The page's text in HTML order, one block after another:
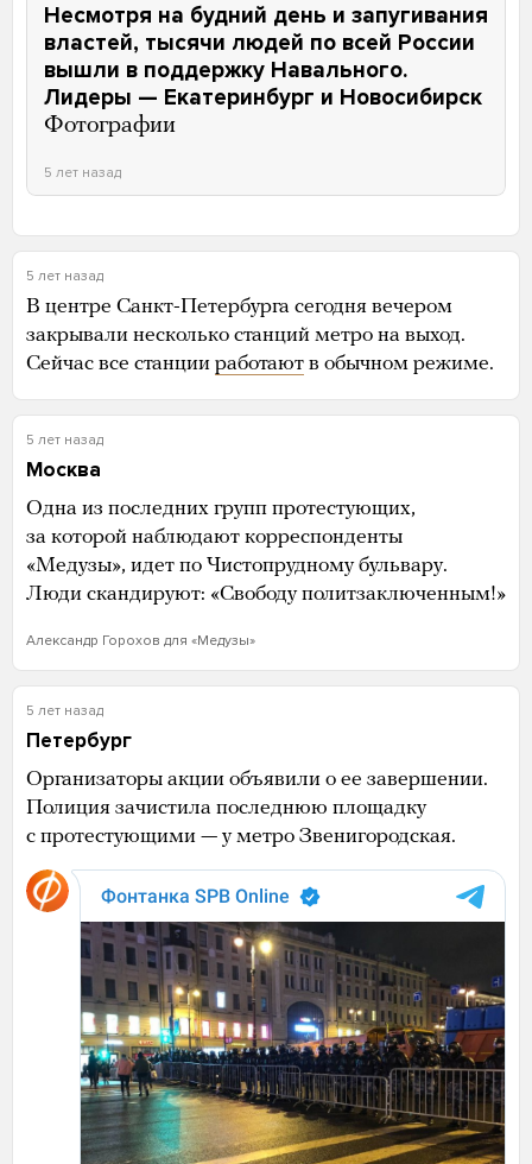
Несмотря на будний день и запугивания
властей, тысячи людей по всей России
вышли в поддержку Навального.
Лидеры — Екатеринбург и Новосибирск
Фотографии
5 лет назад
5 лет назад
В центре Санкт-Петербурга сегодня вечером
закрывали несколько станций метро на выход.
Сейчас все станции работают в обычном режиме.
5 лет назад
Москва
Одна из последних групп протестующих,
за которой наблюдают корреспонденты
«Медузы», идет по Чистопрудному бульвару.
Люди скандируют: «Свободу политзаключенным!»
Александр Горохов для «Медузы»
5 лет назад
Петербург
Организаторы акции объявили о ее завершении.
Полиция зачистила последнюю площадку
с протестующими — у метро Звенигородская.